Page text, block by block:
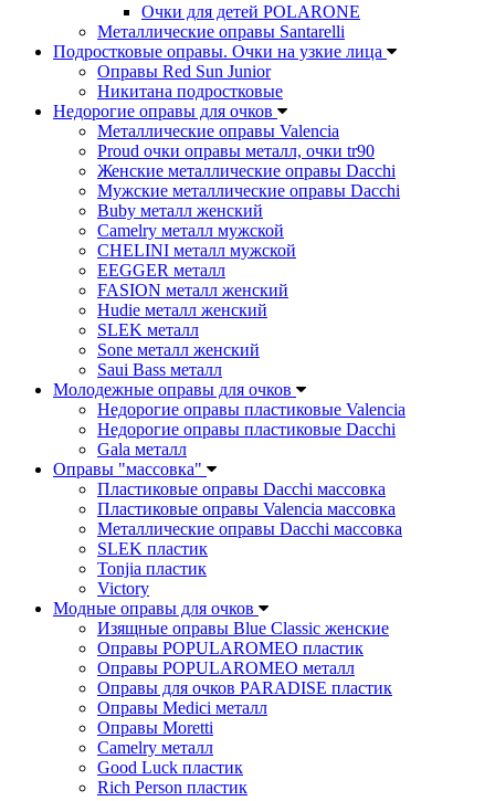
Очки для детей POLARONE
Металлические оправы Santarelli
Подростковые оправы. Очки на узкие лица
Оправы Red Sun Junior
Никитана подростковые
Недорогие оправы для очков
Металлические оправы Valencia
Proud очки оправы металл, очки tr90
Женские металлические оправы Dacchi
Мужские металлические оправы Dacchi
Buby металл женский
Camelry металл мужской
CHELINI металл мужской
EEGGER металл
FASION металл женский
Hudie металл женский
SLEK металл
Sone металл женский
Saui Bass металл
Молодежные оправы для очков
Недорогие оправы пластиковые Valencia
Недорогие оправы пластиковые Dacchi
Gala металл
Оправы "массовка"
Пластиковые оправы Dacchi массовка
Пластиковые оправы Valencia массовка
Металлические оправы Dacchi массовка
SLEK пластик
Tonjia пластик
Victory
Модные оправы для очков
Изящные оправы Blue Classic женские
Оправы POPULAROMEO пластик
Оправы POPULAROMEO металл
Оправы для очков PARADISE пластик
Оправы Medici металл
Оправы Moretti
Camelry металл
Good Luck пластик
Rich Person пластик